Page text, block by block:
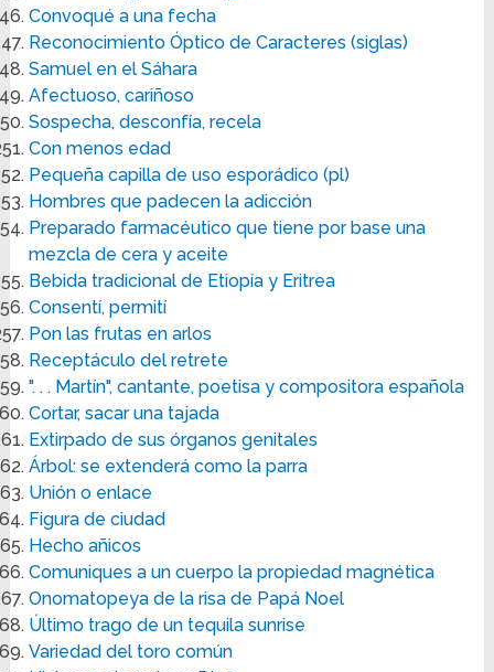
Convoqué a una fecha
Reconocimiento Óptico de Caracteres (siglas)
Samuel en el Sáhara
Afectuoso, cariñoso
Sospecha, desconfía, recela
Con menos edad
Pequeña capilla de uso esporádico (pl)
Hombres que padecen la adicción
Preparado farmacéutico que tiene por base una
mezcla de cera y aceite
Bebida tradicional de Etiopía y Eritrea
Consentí, permití
Pon las frutas en arlos
Receptáculo del retrete
". . . Martín", cantante, poetisa y compositora española
Cortar, sacar una tajada
Extirpado de sus órganos genitales
Árbol: se extenderá como la parra
Unión o enlace
Figura de ciudad
Hecho añicos
Comuniques a un cuerpo la propiedad magnética
Onomatopeya de la risa de Papá Noel
Último trago de un tequila sunrise
Variedad del toro común